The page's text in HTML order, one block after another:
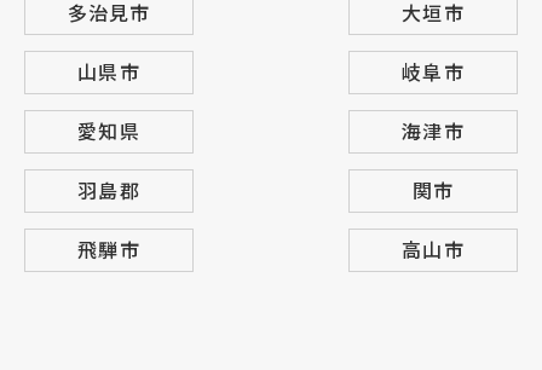
多治見市 大垣市
山県市 岐阜市
愛知県 海津市
羽島郡 関市
飛騨市 高山市